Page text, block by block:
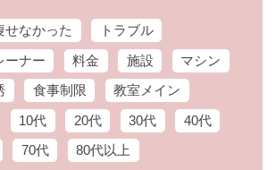
せなかった
トラブル
ーナー
料金 施設
マシン
食事制限
教室メイン
10代 20代 30代
40代
70代 80代以上